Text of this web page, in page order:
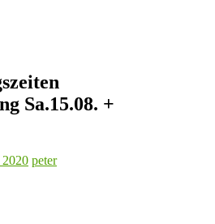
Sa.15.08. +
2020 peter